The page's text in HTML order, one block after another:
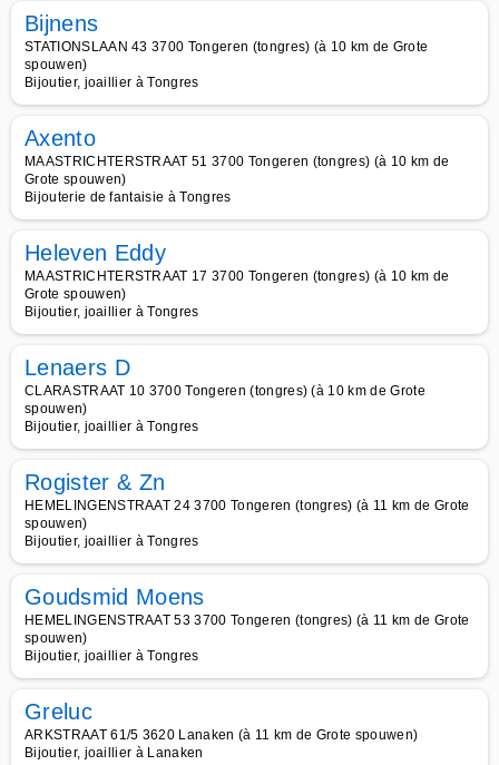
Bijnens
STATIONSLAAN 43 3700 Tongeren (tongres) (à 10 km de Grote
spouwen)
Bijoutier, joaillier à Tongres
Axento
MAASTRICHTERSTRAAT 51 3700 Tongeren (tongres) (à 10 km de
Grote spouwen)
Bijouterie de fantaisie à Tongres
Heleven Eddy
MAASTRICHTERSTRAAT 17 3700 Tongeren (tongres) (à 10 km de
Grote spouwen)
Bijoutier, joaillier à Tongres
Lenaers D
CLARASTRAAT 10 3700 Tongeren (tongres) (à 10 km de Grote
spouwen)
Bijoutier, joaillier à Tongres
Rogister & Zn
HEMELINGENSTRAAT 24 3700 Tongeren (tongres) (à 11 km de Grote
spouwen)
Bijoutier, joaillier à Tongres
Goudsmid Moens
HEMELINGENSTRAAT 53 3700 Tongeren (tongres) (à 11 km de Grote
spouwen)
Bijoutier, joaillier à Tongres
Greluc
ARKSTRAAT 61/5 3620 Lanaken (à 11 km de Grote spouwen)
Bijoutier, joaillier à Lanaken